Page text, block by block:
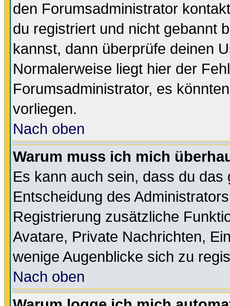
den Forumsadministrator
du registriert und nicht gebannt
kannst, dann überprüfe deinen
Normalerweise liegt hier der
Forumsadministrator, es
vorliegen.
Nach oben
Warum muss ich mich
Es kann auch sein, dass du
Entscheidung des
Registrierung zusätzliche
Avatare, Private Nachrichten,
wenige Augenblicke sich zu
Nach oben